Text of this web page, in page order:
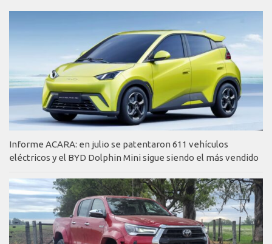
Informe ACARA: en julio se patentaron 611 vehículos
eléctricos y el BYD Dolphin Mini sigue siendo el más vendido